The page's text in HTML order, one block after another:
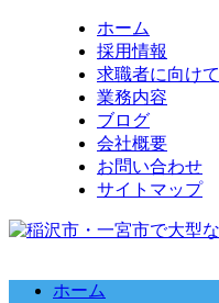
ホーム
採用情報
求職者に向けて
業務内容
ブログ
会社概要
お問い合わせ
サイトマップ
ホーム